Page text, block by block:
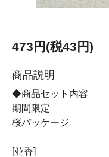
473円(税43円)
商品説明
◆商品セット内容
期間限定
桜パッケージ
[並香]